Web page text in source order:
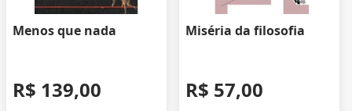
Menos que nada
R$ 139,00
Miséria da filosofia
R$ 57,00